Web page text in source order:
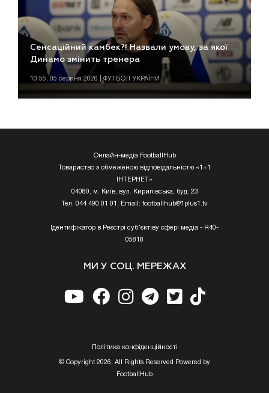
Сенсаційний камбек?! Назвали умову, за якої
Динамо змінить тренера
10:55, 05 серпня 2026 | ФУТБОЛ УКРАЇНИ
Онлайн-медіа FootballHub
Товариство з обмеженою відповідальністю «1+1
ІНТЕРНЕТ»
04080, м. Київ, вул. Кирилівська, буд. 23
Тел. 044 490 01 01, Email: footballhub@1plus1.tv
Ідентифікатор в Реєстрі суб’єктіву сфері медіа - R40-
05818
МИ У СОЦ. МЕРЕЖАХ
Полiтика конфiденцiйностi
© Copyright 2026, All Rights Reserved Powered by
FootballHub